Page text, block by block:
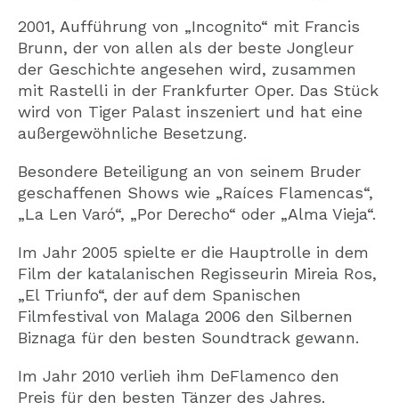
2001, Aufführung von „Incognito“ mit Francis
Brunn, der von allen als der beste Jongleur
der Geschichte angesehen wird, zusammen
mit Rastelli in der Frankfurter Oper. Das Stück
wird von Tiger Palast inszeniert und hat eine
außergewöhnliche Besetzung.
Besondere Beteiligung an von seinem Bruder
geschaffenen Shows wie „Raíces Flamencas“,
„La Len Varó“, „Por Derecho“ oder „Alma Vieja“.
Im Jahr 2005 spielte er die Hauptrolle in dem
Film der katalanischen Regisseurin Mireia Ros,
„El Triunfo“, der auf dem Spanischen
Filmfestival von Malaga 2006 den Silbernen
Biznaga für den besten Soundtrack gewann.
Im Jahr 2010 verlieh ihm DeFlamenco den
Preis für den besten Tänzer des Jahres.